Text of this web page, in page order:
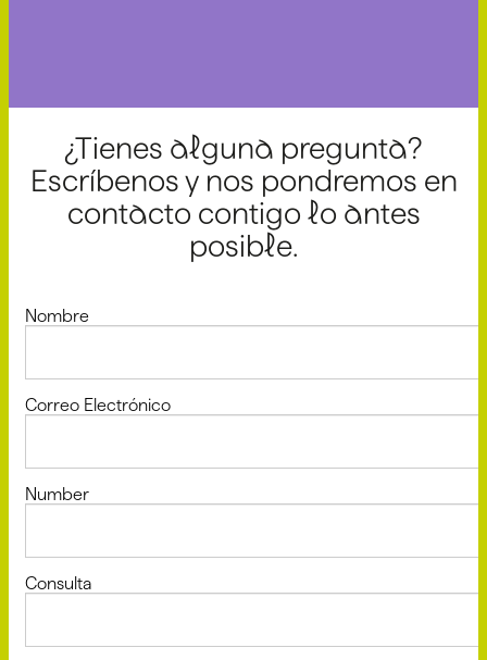
¿Tienes alguna pregunta?
Escríbenos y nos pondremos en
contacto contigo lo antes
posible.
Nombre
Correo Electrónico
Number
Consulta